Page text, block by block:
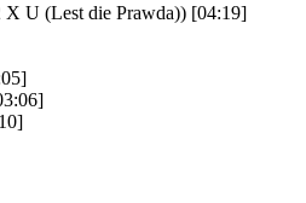
X U (Lest die Prawda)) [04:19]